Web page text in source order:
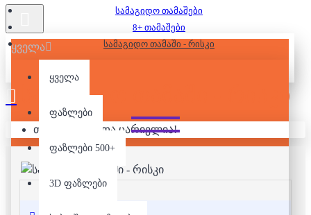
ყველა
ყველა
ფაზლები
ფაზლები 500+
3D ფაზლები
თქვენი კალათა ცარიელია!
სამაგიდო თამაშები
8+ თამაშები
სამაგიდო თამაში - რისკი
ᲡᲐᲛᲐᲒᲘᲓᲝ ᲗᲐᲛᲐᲨᲘ - ᲠᲘᲡᲙᲘ